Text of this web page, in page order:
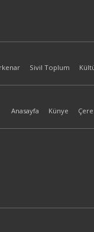
Sivil Toplum
Anasayfa Künye